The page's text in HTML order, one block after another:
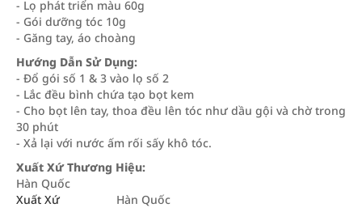
- Lọ phát triển màu 60g
- Gói dưỡng tóc 10g
- Găng tay, áo choàng
Hướng Dẫn Sử Dụng:
- Đổ gói số 1 & 3 vào lọ số 2
- Lắc đều bình chứa tạo bọt kem
- Cho bọt lên tay, thoa đều lên tóc như dầu gội và chờ trong
30 phút
- Xả lại với nước ấm rối sấy khô tóc.
Xuất Xứ Thương Hiệu:
Hàn Quốc
Xuất Xứ
Hàn Quốc